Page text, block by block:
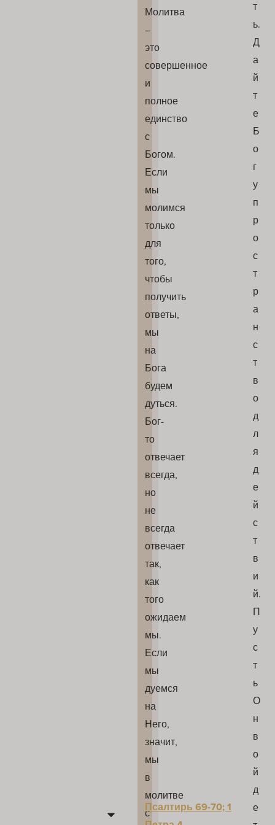
Молитва
–
это
совершенное
и
полное
единство
с
Богом.
Если
мы
молимся
только
для
того,
чтобы
получить
ответы,
мы
на
Бога
будем
дуться.
Бог-
то
отвечает
всегда,
но
не
всегда
отвечает
так,
как
того
ожидаем
мы.
Если
мы
дуемся
на
Него,
значит,
мы
в
молитве
с
Псалтирь 69-70; 1
т
ь.
Д
а
й
т
е
Б
о
г
у
п
р
о
с
т
р
а
н
с
т
в
о
д
л
я
д
е
й
с
т
в
и
й.
П
у
с
т
ь
О
н
в
о
й
д
е